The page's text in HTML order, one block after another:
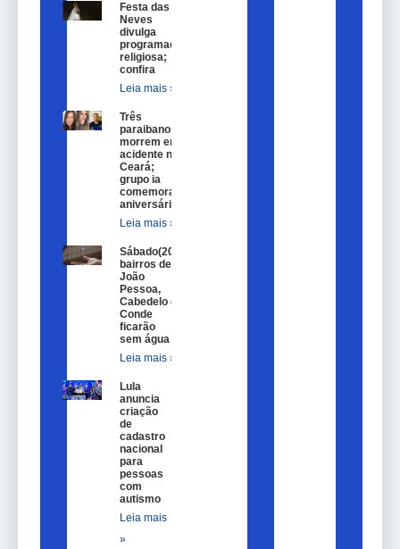
Festa das
Neves
divulga
programação
religiosa;
confira
Leia mais »
Três
paraibanos
morrem em
acidente no
Ceará;
grupo ia
comemorar
aniversário
Leia mais »
Sábado(20)
bairros de
João
Pessoa,
Cabedelo e
Conde
ficarão
sem água
Leia mais »
Lula
anuncia
criação
de
cadastro
nacional
para
pessoas
com
autismo
Leia mais
»